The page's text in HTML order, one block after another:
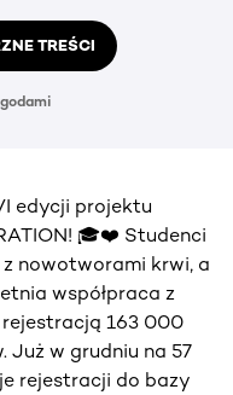
TREŚCI
edycji projektu
🎓❤️ Studenci
z nowotworami krwi, a
współpraca z
rejestracją 163 000
Już w grudniu na 57
rejestracji do bazy